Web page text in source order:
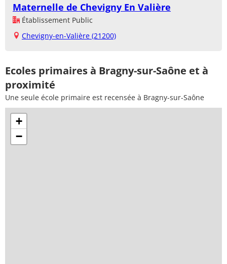
Maternelle de Chevigny En Valière
Établissement Public
Chevigny-en-Valière (21200)
Ecoles primaires à Bragny-sur-Saône et à
proximité
Une seule école primaire est recensée à Bragny-sur-Saône
+
−